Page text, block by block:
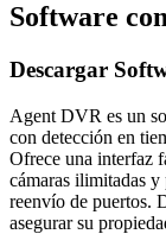
Software
Descargar
Agent DVR es un
con detección en
Ofrece una interfaz
cámaras ilimitadas y
reenvío de puertos.
asegurar su